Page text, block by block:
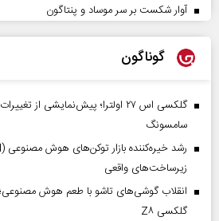
آوار شکست بر سر موساد و پنتاگون
گوناگون
گلکسی اس ۲۷ اولترا؛ پیش‌نمایشی از
سامسونگ
زیرساخت‌های واقعی
انقلاب گوشی‌های تاشو‌ با طعم هوش مصنوعی؛
گلکسی Z۸